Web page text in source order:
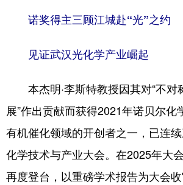
诺奖得主三顾江城赴“光”之约
见证武汉光化学产业崛起
本杰明·李斯特教授因其对“不对
展”作出贡献而获得2021年诺贝尔化
有机催化领域的开创者之一，已连
化学技术与产业大会。在2025年大
再度登台，以重磅学术报告为大会收